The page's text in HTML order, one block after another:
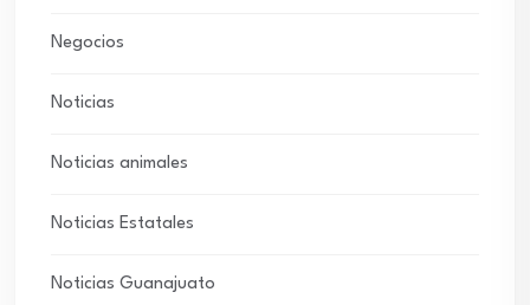
Negocios
Noticias
Noticias animales
Noticias Estatales
Noticias Guanajuato